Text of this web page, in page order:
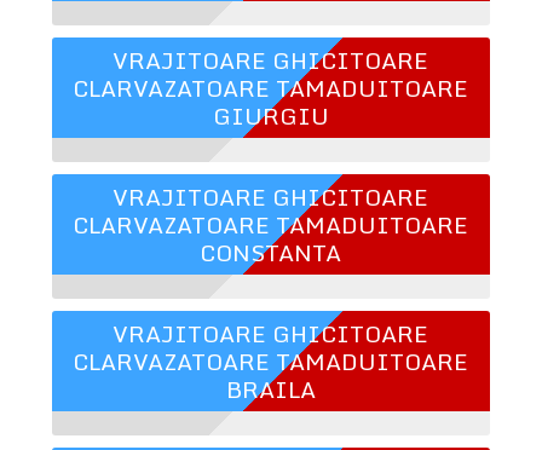
VRAJITOARE GHICITOARE
CLARVAZATOARE TAMADUITOARE
GIURGIU
VRAJITOARE GHICITOARE
CLARVAZATOARE TAMADUITOARE
CONSTANTA
VRAJITOARE GHICITOARE
CLARVAZATOARE TAMADUITOARE
BRAILA